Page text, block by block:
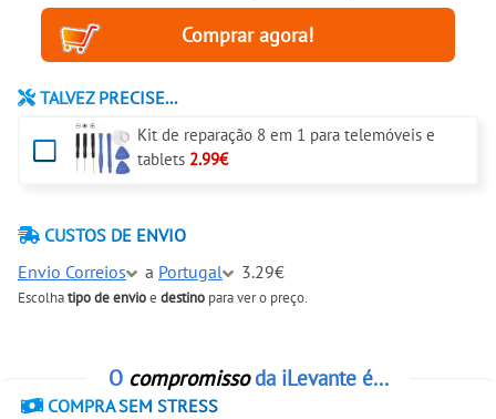
TALVEZ PRECISE...
Kit de reparação 8 em 1 para telemóveis e
tablets 2.99€
CUSTOS DE ENVIO
Envio Correios
a Portugal 3.29€
Escolhatipo de envioe destino para ver o preço.
O compromissoda iLevante é...
COMPRA SEM STRESS